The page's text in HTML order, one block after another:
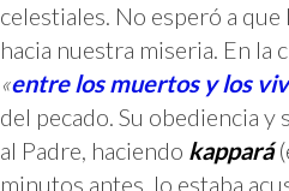
celestiales. No esperó a
hacia nuestra miseria. En la
«entre los muertos y los
del pecado. Su obediencia
al Padre, haciendo kappará
minutos antes, lo estaba